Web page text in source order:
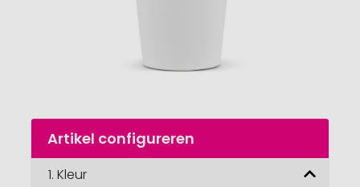
Naar
begin
Artikel configureren
1. Kleur